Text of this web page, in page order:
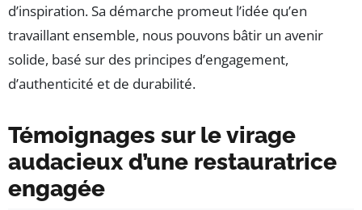
d’inspiration. Sa démarche promeut l’idée qu’en
travaillant ensemble, nous pouvons bâtir un avenir
solide, basé sur des principes d’engagement,
d’authenticité et de durabilité.
Témoignages sur le virage
audacieux d’une restauratrice
engagée